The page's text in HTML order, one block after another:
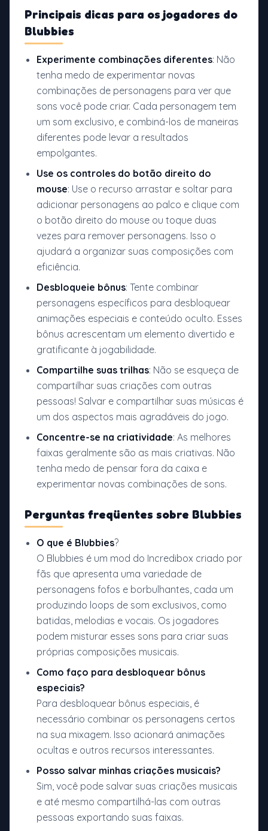
Principais dicas para os jogadores do
Blubbies
Experimente combinações diferentes: Não
tenha medo de experimentar novas
combinações de personagens para ver que
sons você pode criar. Cada personagem tem
um som exclusivo, e combiná-los de maneiras
diferentes pode levar a resultados
empolgantes.
Use os controles do botão direito do
mouse: Use o recurso arrastar e soltar para
adicionar personagens ao palco e clique com
o botão direito do mouse ou toque duas
vezes para remover personagens. Isso o
ajudará a organizar suas composições com
eficiência.
Desbloqueie bônus: Tente combinar
personagens específicos para desbloquear
animações especiais e conteúdo oculto. Esses
bônus acrescentam um elemento divertido e
gratificante à jogabilidade.
Compartilhe suas trilhas: Não se esqueça de
compartilhar suas criações com outras
pessoas! Salvar e compartilhar suas músicas é
um dos aspectos mais agradáveis do jogo.
Concentre-se na criatividade: As melhores
faixas geralmente são as mais criativas. Não
tenha medo de pensar fora da caixa e
experimentar novas combinações de sons.
Perguntas freqüentes sobre Blubbies
O que é Blubbies?
O Blubbies é um mod do Incredibox criado por
fãs que apresenta uma variedade de
personagens fofos e borbulhantes, cada um
produzindo loops de som exclusivos, como
batidas, melodias e vocais. Os jogadores
podem misturar esses sons para criar suas
próprias composições musicais.
Como faço para desbloquear bônus
especiais?
Para desbloquear bônus especiais, é
necessário combinar os personagens certos
na sua mixagem. Isso acionará animações
ocultas e outros recursos interessantes.
Posso salvar minhas criações musicais?
Sim, você pode salvar suas criações musicais
e até mesmo compartilhá-las com outras
pessoas exportando suas faixas.